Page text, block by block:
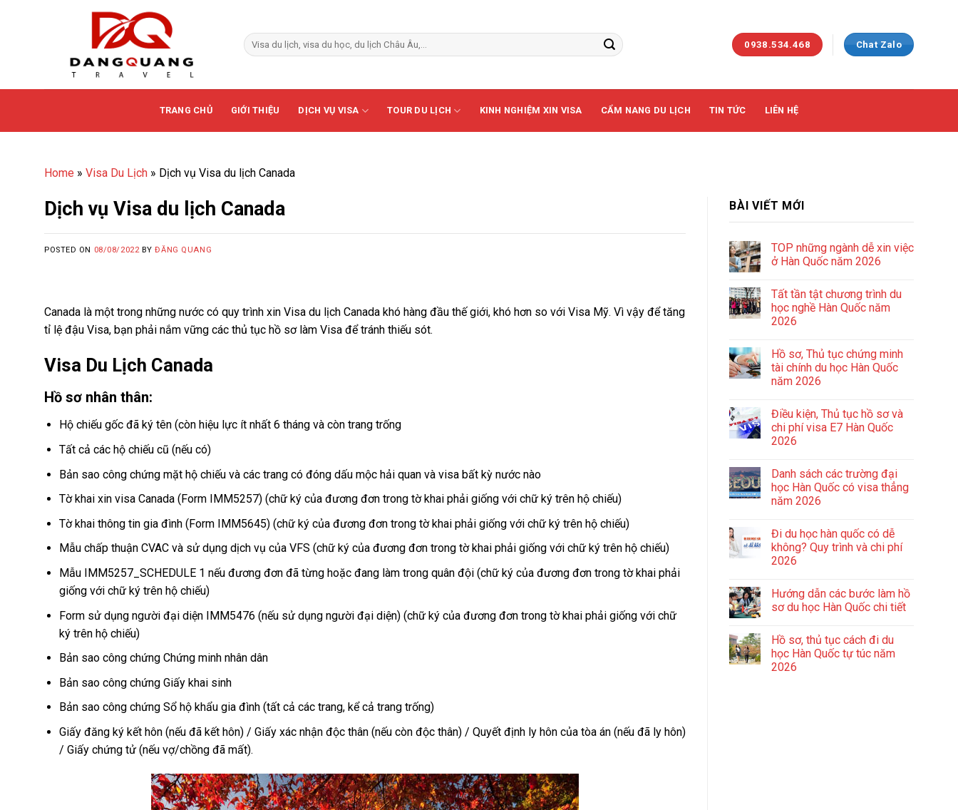
0938.534.468 Chat Zalo
TRANG CHỦ GIỚI THIỆU DỊCH VỤ VISA TOUR DU LỊCH KINH NGHIỆM XIN VISA CẨM NANG DU LỊCH TIN TỨC LIÊN HỆ
Home » Visa Du Lịch » Dịch vụ Visa du lịch Canada
Dịch vụ Visa du lịch Canada
POSTED ON 08/08/2022 BYĐĂNG QUANG
Canada là một trong những nước có quy trình xin Visa du lịch Canada khó hàng đầu thế giới, khó hơn so với Visa Mỹ. Vì vậy để tăng
tỉ lệ đậu Visa, bạn phải nắm vững các thủ tục hồ sơ làm Visa để tránh thiếu sót.
Visa Du Lịch Canada
Hồ sơ nhân thân:
Hộ chiếu gốc đã ký tên (còn hiệu lực ít nhất 6 tháng và còn trang trống
Tất cả các hộ chiếu cũ (nếu có)
Bản sao công chứng mặt hộ chiếu và các trang có đóng dấu mộc hải quan và visa bất kỳ nước nào
Tờ khai xin visa Canada (Form IMM5257) (chữ ký của đương đơn trong tờ khai phải giống với chữ ký trên hộ chiếu)
Tờ khai thông tin gia đình (Form IMM5645) (chữ ký của đương đơn trong tờ khai phải giống với chữ ký trên hộ chiếu)
Mẫu chấp thuận CVAC và sử dụng dịch vụ của VFS (chữ ký của đương đơn trong tờ khai phải giống với chữ ký trên hộ chiếu)
Mẫu IMM5257_SCHEDULE 1 nếu đương đơn đã từng hoặc đang làm trong quân đội (chữ ký của đương đơn trong tờ khai phải
giống với chữ ký trên hộ chiếu)
Form sử dụng người đại diện IMM5476 (nếu sử dụng người đại diện) (chữ ký của đương đơn trong tờ khai phải giống với chữ
ký trên hộ chiếu)
Bản sao công chứng Chứng minh nhân dân
Bản sao công chứng Giấy khai sinh
Bản sao công chứng Sổ hộ khẩu gia đình (tất cả các trang, kể cả trang trống)
Giấy đăng ký kết hôn (nếu đã kết hôn) / Giấy xác nhận độc thân (nếu còn độc thân) / Quyết định ly hôn của tòa án (nếu đã ly hôn)
/ Giấy chứng tử (nếu vợ/chồng đã mất).
BÀI VIẾT MỚI
TOP những ngành dễ xin việc
ở Hàn Quốc năm 2026
Tất tần tật chương trình du
học nghề Hàn Quốc năm
2026
Hồ sơ, Thủ tục chứng minh
tài chính du học Hàn Quốc
năm 2026
Điều kiện, Thủ tục hồ sơ và
chi phí visa E7 Hàn Quốc
2026
Danh sách các trường đại
học Hàn Quốc có visa thẳng
năm 2026
Đi du học hàn quốc có dễ
không? Quy trình và chi phí
2026
Hướng dẫn các bước làm hồ
sơ du học Hàn Quốc chi tiết
Hồ sơ, thủ tục cách đi du
học Hàn Quốc tự túc năm
2026